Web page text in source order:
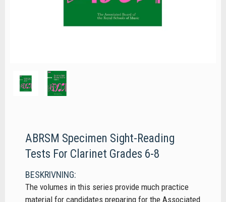
ABRSM Specimen Sight-Reading
Tests For Clarinet Grades 6-8
BESKRIVNING:
The volumes in this series provide much practice
material for candidates preparing for the Associated